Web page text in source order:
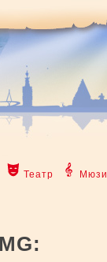
Театр